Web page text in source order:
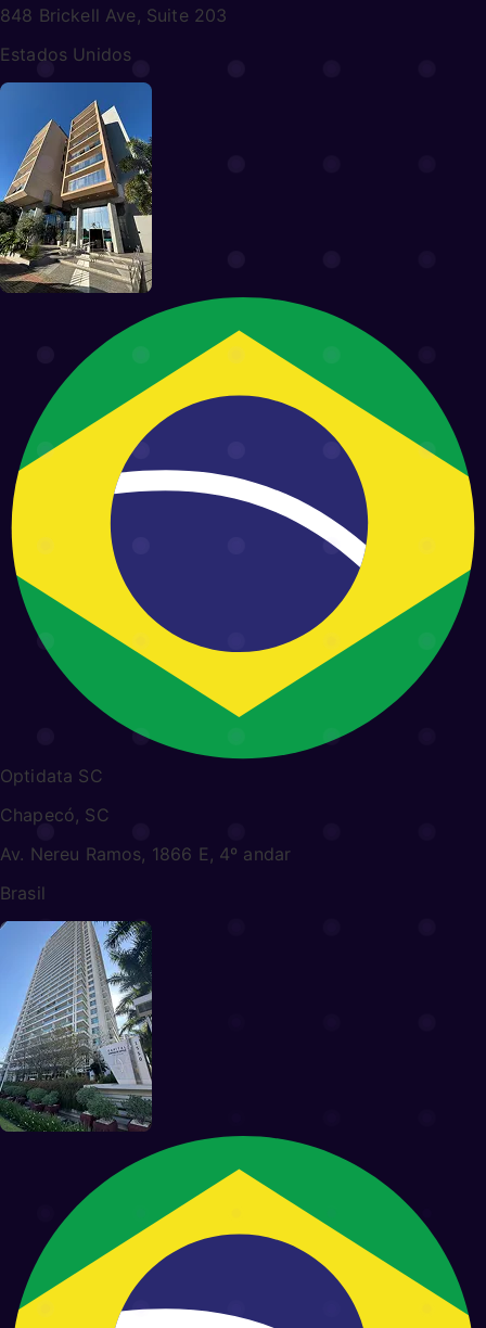
848 Brickell Ave, Suite 203
Estados Unidos
Optidata SC
Chapecó, SC
Av. Nereu Ramos, 1866 E, 4º andar
Brasil